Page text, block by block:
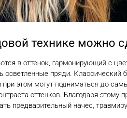
технике можно
в оттенок, гармонирующий с
осветленные пряди. Классический
при этом могут подниматься до
оттенков. Благодаря
предварительный начес,